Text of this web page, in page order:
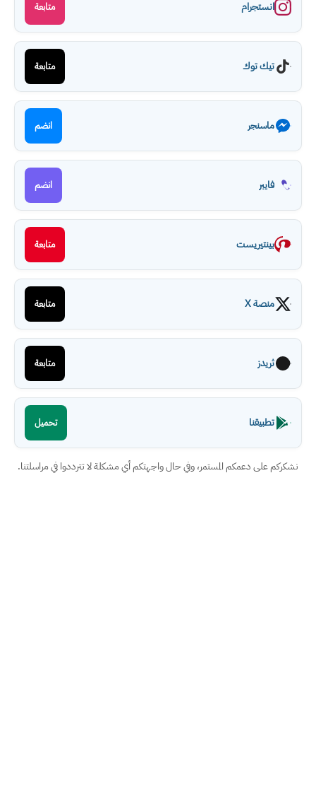
انستجرام متابعة
تيك توك متابعة
ماسنجر انضم
فايبر انضم
بينتيريست متابعة
منصة X متابعة
ثريدز متابعة
تطبيقنا تحميل
نشكركم على دعمكم المستمر، وفي حال واجهتكم أي مشكلة لا تترددوا في مراسلتنا.